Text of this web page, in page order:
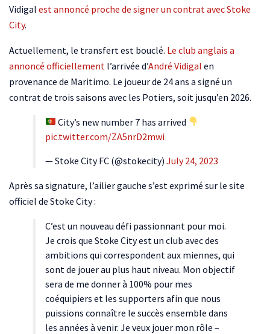
Vidigal est annoncé proche de signer un contrat avec Stoke
City.
Actuellement, le transfert est bouclé. Le club anglais a
annoncé officiellement l’arrivée d’André Vidigal en
provenance de Maritimo. Le joueur de 24 ans a signé un
contrat de trois saisons avec les Potiers, soit jusqu’en 2026.
City’s new number 7 has arrived
pic.twitter.com/ZA5nrD2mwi
— Stoke City FC (@stokecity) July 24, 2023
Après sa signature, l’ailier gauche s’est exprimé sur le site
officiel de Stoke City :
C’est un nouveau défi passionnant pour moi.
Je crois que Stoke City est un club avec des
ambitions qui correspondent aux miennes, qui
sont de jouer au plus haut niveau. Mon objectif
sera de me donner à 100% pour mes
coéquipiers et les supporters afin que nous
puissions connaître le succès ensemble dans
les années à venir. Je veux jouer mon rôle –